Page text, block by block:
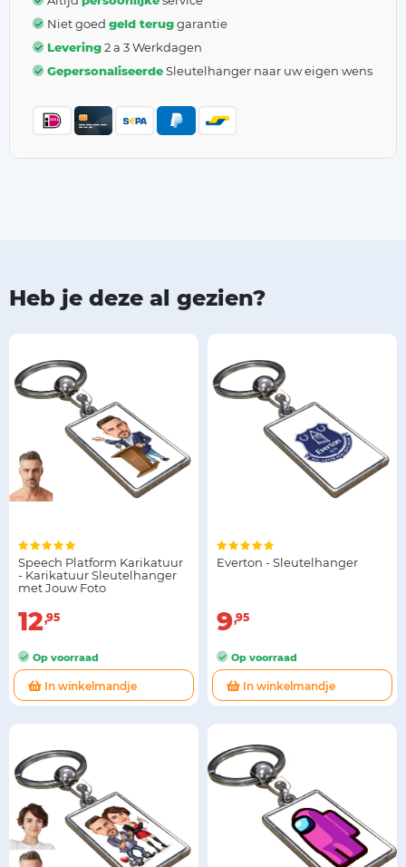
Niet goed geld teruggarantie
Levering2 a 3 Werkdagen
GepersonaliseerdeSleutelhanger naar uw eigen wens
Heb je deze al gezien?
Speech Platform Karikatuur
- Karikatuur Sleutelhanger
met Jouw Foto
12 95
Op voorraad
In winkelmandje
Everton - Sleutelhanger
9 95
Op voorraad
In winkelmandje